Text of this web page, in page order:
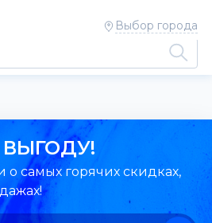
Выбор города
о самых горячих скидках,